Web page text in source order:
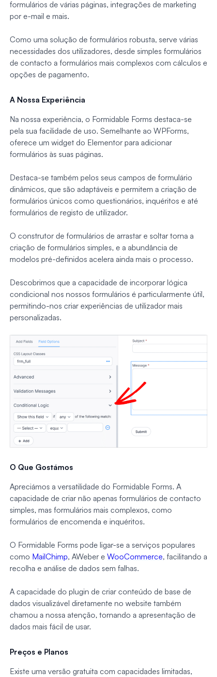
formulários de várias páginas, integrações de marketing
por e-mail e mais.
Como uma solução de formulários robusta, serve várias
necessidades dos utilizadores, desde simples formulários
de contacto a formulários mais complexos com cálculos e
opções de pagamento.
A Nossa Experiência
Na nossa experiência, o Formidable Forms destaca-se
pela sua facilidade de uso. Semelhante ao WPForms,
oferece um widget do Elementor para adicionar
formulários às suas páginas.
Destaca-se também pelos seus campos de formulário
dinâmicos, que são adaptáveis e permitem a criação de
formulários únicos como questionários, inquéritos e até
formulários de registo de utilizador.
O construtor de formulários de arrastar e soltar torna a
criação de formulários simples, e a abundância de
modelos pré-definidos acelera ainda mais o processo.
Descobrimos que a capacidade de incorporar lógica
condicional nos nossos formulários é particularmente útil,
permitindo-nos criar experiências de utilizador mais
personalizadas.
O Que Gostámos
Apreciámos a versatilidade do Formidable Forms. A
capacidade de criar não apenas formulários de contacto
simples, mas formulários mais complexos, como
formulários de encomenda e inquéritos.
O Formidable Forms pode ligar-se a serviços populares
como MailChimp, AWeber e WooCommerce, facilitando a
recolha e análise de dados sem falhas.
A capacidade do plugin de criar conteúdo de base de
dados visualizável diretamente no website também
chamou a nossa atenção, tornando a apresentação de
dados mais fácil de usar.
Preços e Planos
Existe uma versão gratuita com capacidades limitadas,